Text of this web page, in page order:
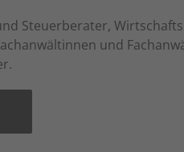
Steuerberater,
und